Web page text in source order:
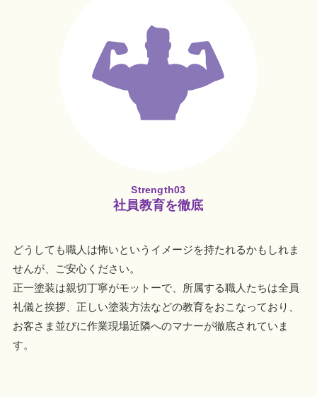
Strength03
社員教育を徹底
どうしても職人は怖いというイメージを持たれるかもしれま
せんが、ご安心ください。
正一塗装は親切丁寧がモットーで、所属する職人たちは全員
礼儀と挨拶、正しい塗装方法などの教育をおこなっており、
お客さま並びに作業現場近隣へのマナーが徹底されていま
す。